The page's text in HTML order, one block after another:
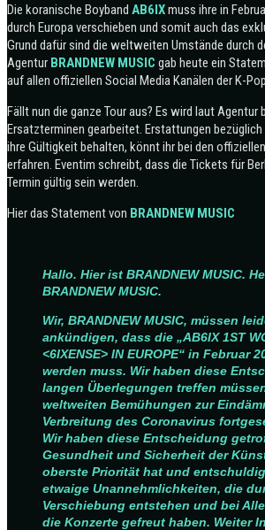
Die koranische Boyband AB6IXmuss ihre in
durch Europa verschieben und somit auch das
Grund dafür sind die weltweiten Umstände durch
Agentur BRANDNEW MUSIC gab heute ein
auf allen offiziellen Social Media Kanälen der K-
Fällt nun die ganze Tour aus? Es wird laut Agentur
Ersatzterminen gearbeitet. Erstattungen
ihre Gültigkeit behalten, könnt ihr bei den
erfahren. Eventim schreibt, dass die Tickets für
Termin gültig sein werden.
Hier das Statement von BRANDNEW MUSIC
Hallo. Hier ist BRANDNEW MUSIC.
BRANDNEW MUSIC.
Wir, BRANDNEW MUSIC, müssen
ankündigen, dass die „AB6IX 1ST
<6IXENSE> IN EUROPE“ in Februar
werden muss. Wir haben diese
langen Überlegungen treffen
weltweiten Bemühungen zur
Verbreitung des Coronavirus
Wir haben diese Entscheidung
Gesundheit und Sicherheit der
oberste Priorität hat und
etwaige Unannehmlichkeiten, die
Verschiebung entstehen und bei
die Konzerte gefreut haben. Weiter